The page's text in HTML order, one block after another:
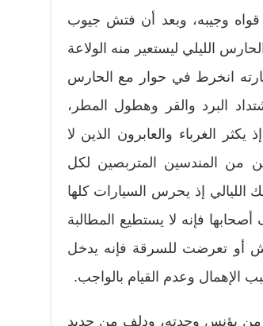
قواه وجيبه، وبعد أن فتش جيوب
الليلي ليستعير منه الولاعة
انخرط في حوار مع الحارس
البرد والقر وهطول المطر،
الغرباء والعابرون الذين لا
من المندسين المتربصين لكل
إذ يحرس السيارات كلها
أصحابها فإنه لا يستطيع المطالبة
أو تعرضت للسرقة فإنه يدخل
وعدم القيام بالواجب.
يؤنس وحدته، ودلف من جديد